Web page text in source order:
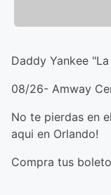
Daddy Yankee
08/26- Amway
No te pierdas en
aqui en Orlando!
Compra tus